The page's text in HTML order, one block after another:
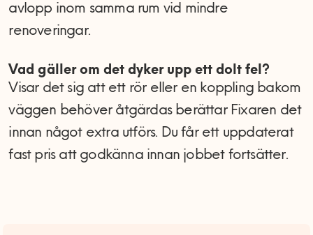
avlopp inom samma rum vid mindre
renoveringar.
Vad gäller om det dyker upp ett dolt fel?
Visar det sig att ett rör eller en koppling bakom
väggen behöver åtgärdas berättar Fixaren det
innan något extra utförs. Du får ett uppdaterat
fast pris att godkänna innan jobbet fortsätter.